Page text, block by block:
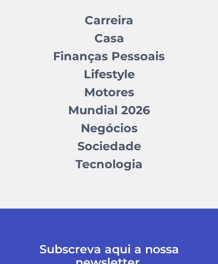
Carreira
Casa
Finanças Pessoais
Lifestyle
Motores
Mundial 2026
Negócios
Sociedade
Tecnologia
Subscreva aqui a nossa